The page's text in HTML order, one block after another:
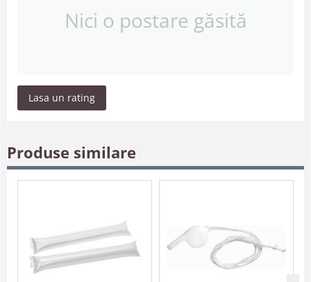
Nici o postare găsită
Lasa un rating
Produse similare